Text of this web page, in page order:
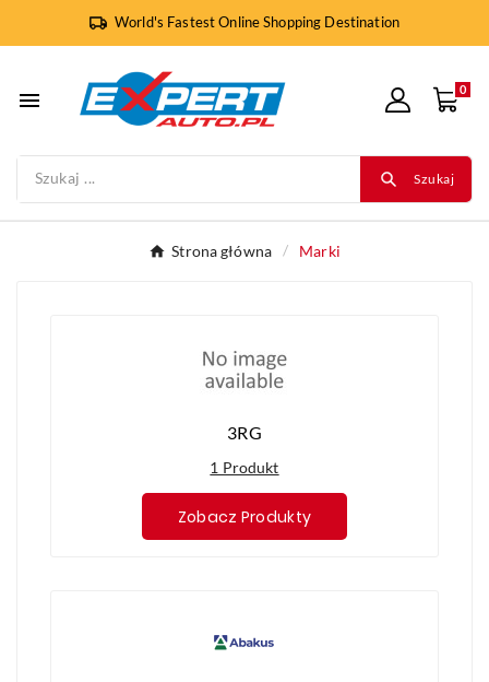
World's Fastest Online Shopping Destination
 0
Szukaj
Strona główna Marki
3RG
1 Produkt
Zobacz Produkty